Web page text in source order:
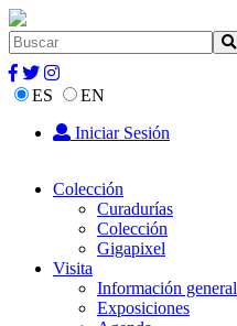
ES
EN
Iniciar Sesión
Colección
Curadurías
Colección
Gigapixel
Visita
Información general
Exposiciones